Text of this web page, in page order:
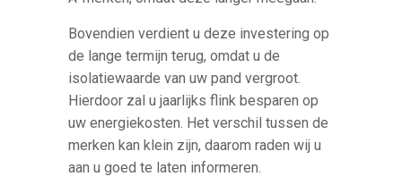
Bovendien verdient u deze investering op
de lange termijn terug, omdat u de
isolatiewaarde van uw pand vergroot.
Hierdoor zal u jaarlijks flink besparen op
uw energiekosten. Het verschil tussen de
merken kan klein zijn, daarom raden wij u
aan u goed te laten informeren.